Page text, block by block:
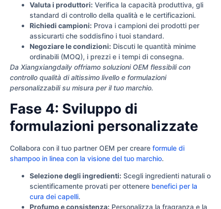
Valuta i produttori: Verifica la capacità produttiva, gli
standard di controllo della qualità e le certificazioni.
Richiedi campioni: Prova i campioni dei prodotti per
assicurarti che soddisfino i tuoi standard.
Negoziare le condizioni: Discuti le quantità minime
ordinabili (MOQ), i prezzi e i tempi di consegna.
Da Xiangxiangdaily offriamo soluzioni OEM flessibili con
controllo qualità di altissimo livello e formulazioni
personalizzabili su misura per il tuo marchio.
Fase 4: Sviluppo di
formulazioni personalizzate
Collabora con il tuo partner OEM per creare formule di
shampoo in linea con la visione del tuo marchio.
Selezione degli ingredienti: Scegli ingredienti naturali o
scientificamente provati per ottenere benefici per la
cura dei capelli.
Profumo e consistenza: Personalizza la fragranza e la